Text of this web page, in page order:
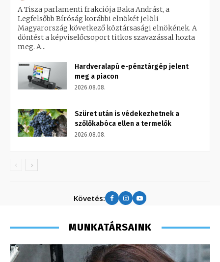
A Tisza parlamenti frakciója Baka Andrást, a
Legfelsőbb Bíróság korábbi elnökét jelöli
Magyarország következő köztársasági elnökének. A
döntést a képviselőcsoport titkos szavazással hozta
meg. A...
Hardveralapú e-pénztárgép jelent
meg a piacon
2026.08.08.
Szüret után is védekezhetnek a
szőlőkabóca ellen a termelők
2026.08.08.
Követés:
MUNKATÁRSAINK